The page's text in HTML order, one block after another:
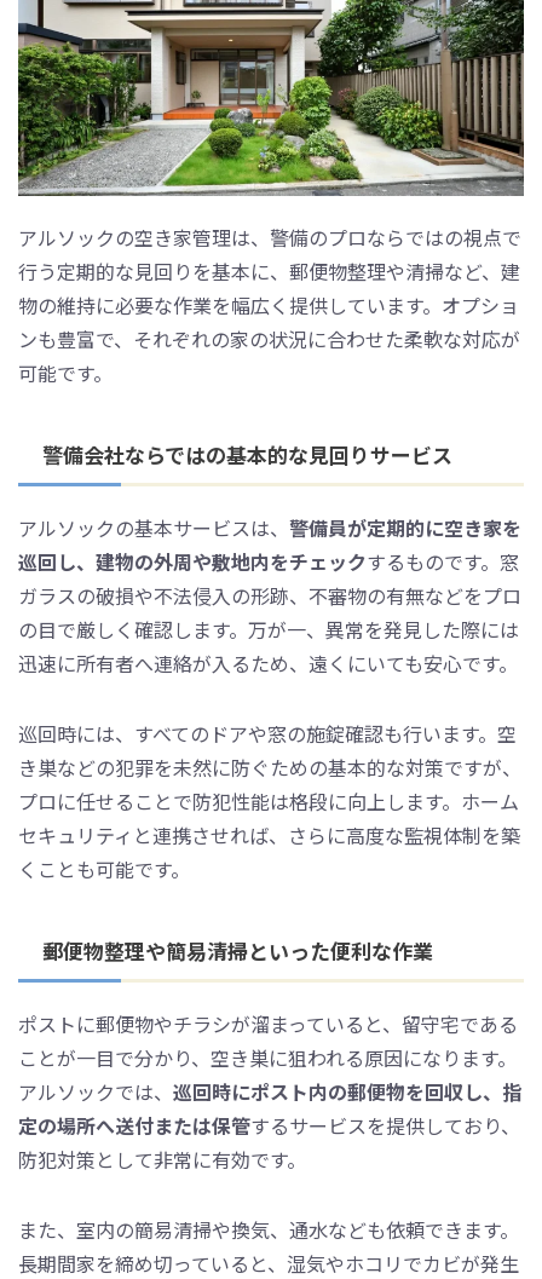
アルソックの空き家管理は、警備のプロならではの視点で
行う定期的な見回りを基本に、郵便物整理や清掃など、建
物の維持に必要な作業を幅広く提供しています。オプショ
ンも豊富で、それぞれの家の状況に合わせた柔軟な対応が
可能です。
警備会社ならではの基本的な見回りサービス
アルソックの基本サービスは、 警備員が定期的に空き家を
巡回し、建物の外周や敷地内をチェックするものです。窓
ガラスの破損や不法侵入の形跡、不審物の有無などをプロ
の目で厳しく確認します。万が一、異常を発見した際には
迅速に所有者へ連絡が入るため、遠くにいても安心です。
巡回時には、すべてのドアや窓の施錠確認も行います。空
き巣などの犯罪を未然に防ぐための基本的な対策ですが、
プロに任せることで防犯性能は格段に向上します。ホーム
セキュリティと連携させれば、さらに高度な監視体制を築
くことも可能です。
郵便物整理や簡易清掃といった便利な作業
ポストに郵便物やチラシが溜まっていると、留守宅である
ことが一目で分かり、空き巣に狙われる原因になります。
アルソックでは、 巡回時にポスト内の郵便物を回収し、指
定の場所へ送付または保管するサービスを提供しており、
防犯対策として非常に有効です。
また、室内の簡易清掃や換気、通水なども依頼できます。
長期間家を締め切っていると、湿気やホコリでカビが発生